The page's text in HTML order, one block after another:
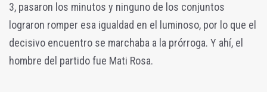
3, pasaron los minutos y ninguno de los conjuntos
lograron romper esa igualdad en el luminoso, por lo que el
decisivo encuentro se marchaba a la prórroga. Y ahí, el
hombre del partido fue Mati Rosa.